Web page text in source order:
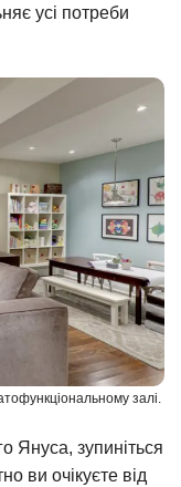
усі потреби
залі.
Януса, зупиніться
ви очікуєте від